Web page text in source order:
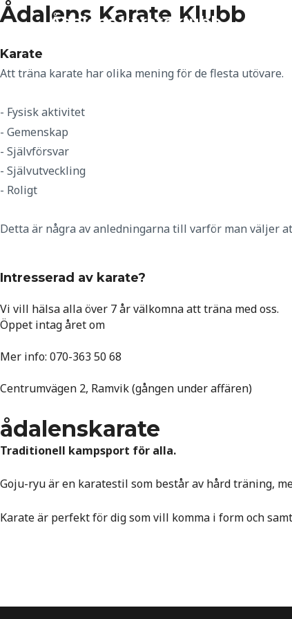
Ådalens karateklubb
Ådalens Karate Klubb
Karate
Att träna karate har olika mening för de flesta utövare.
- Fysisk aktivitet
- Gemenskap
- Självförsvar
- Självutveckling
- Roligt
Detta är några av anledningarna till varför man väljer
Intresserad av karate?
Vi vill hälsa alla över 7 år välkomna att träna med oss.
Öppet intag året om
Mer info: 070-363 50 68
Centrumvägen 2, Ramvik (gången under affären)
ådalenskarate
Traditionell kampsport för alla.
Goju-ryu är en karatestil som består av hård träning,
Karate är perfekt för dig som vill komma i form och